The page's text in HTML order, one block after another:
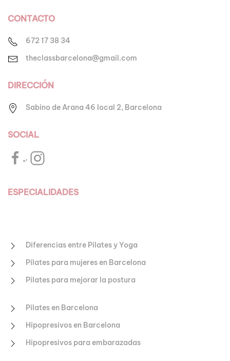
CONTACTO
672 17 38 34
theclassbarcelona@gmail.com
DIRECCIÓN
Sabino de Arana 46 local 2, Barcelona
SOCIAL
,
ESPECIALIDADES
Diferencias entre Pilates y Yoga
Pilates para mujeres en Barcelona
Pilates para mejorar la postura
Pilates en Barcelona
Hipopresivos en Barcelona
Hipopresivos para embarazadas